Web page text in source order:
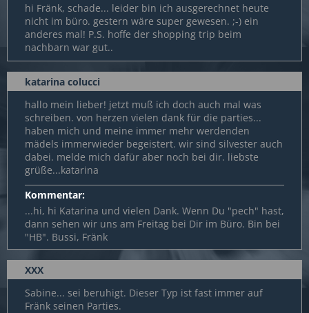
hi Fränk, schade... leider bin ich ausgerechnet heute
nicht im büro. gestern wäre super gewesen. ;-) ein
anderes mal! P.S. hoffe der shopping trip beim
nachbarn war gut..
katarina colucci
hallo mein lieber! jetzt muß ich doch auch mal was
schreiben. von herzen vielen dank für die parties...
haben mich und meine immer mehr werdenden
mädels immerwieder begeistert. wir sind silvester auch
dabei. melde mich dafür aber noch bei dir. liebste
grüße...katarina
Kommentar:
...hi, hi Katarina und vielen Dank. Wenn Du "pech" hast,
dann sehen wir uns am Freitag bei Dir im Büro. Bin bei
"HB". Bussi, Fränk
XXX
Sabine... sei beruhigt. Dieser Typ ist fast immer auf
Fränk seinen Parties.